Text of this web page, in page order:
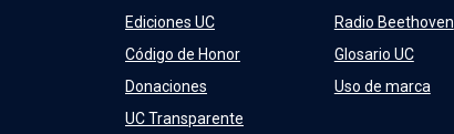
Ediciones UC
Código de Honor
Donaciones
UC Transparente
Radio Beethoven
Glosario UC
Uso de marca